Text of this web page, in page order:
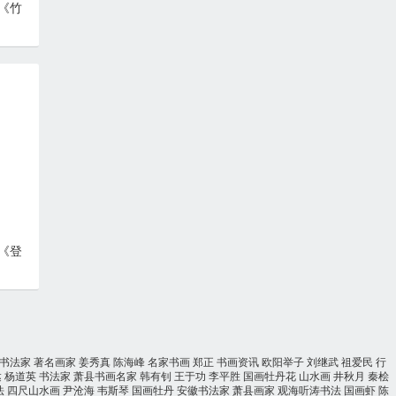
竹
登
法家 著名画家 姜秀真陈海峰名家书画郑正 书画资讯欧阳举子刘继武祖爱民 行
杨道英书法家 萧县书画名家 韩有钊 王于功 李平胜 国画牡丹花 山水画井秋月 秦桧
四尺山水画尹沧海韦斯琴 国画牡丹安徽书法家 萧县画家 观海听涛书法 国画虾陈